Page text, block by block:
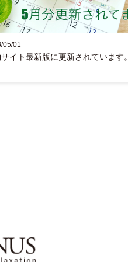
05/01
イト最新版に更新されています。